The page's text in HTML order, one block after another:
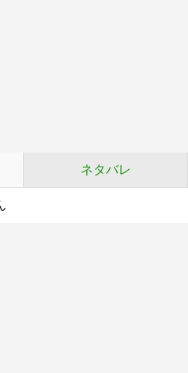
ネタバレ